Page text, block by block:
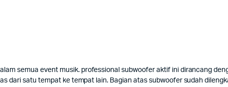
semua event musik. professional subwoofer aktif ini dirancang
dari satu tempat ke tempat lain. Bagian atas subwoofer sudah